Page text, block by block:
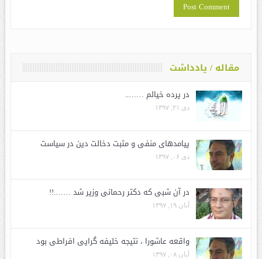
مقاله / یادداشت
در پرده خیالم ……..
دی ۲۱, ۱۳۹۷
پیامدهای منفی و مثبت دخالت دین در سیاست
دی ۰۶, ۱۳۹۷
در آن شبی که دکتر رحمانی وزیر شد …….!!
آبان ۱۹, ۱۳۹۷
واقعه عاشورا ، نتیجه خلیفه گرایی افراطی بود
آبان ۰۸, ۱۳۹۷